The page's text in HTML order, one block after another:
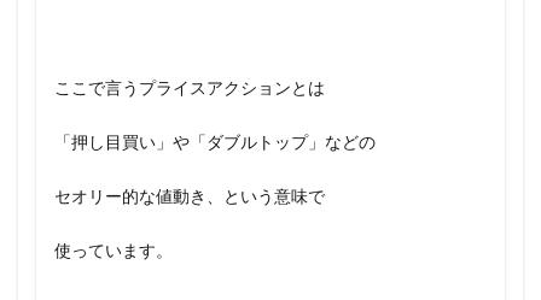
ここで言うプライスアクションとは
「押し目買い」や「ダブルトップ」などの
セオリー的な値動き、という意味で
使っています。